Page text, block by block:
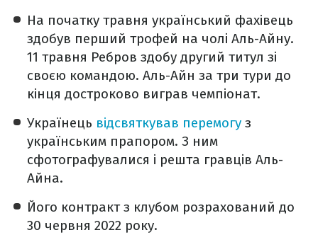
На початку травня український фахівець
здобув перший трофей на чолі Аль-Айну.
11 травня Ребров здобу другий титул зі
своєю командою. Аль-Айн за три тури до
кінця достроково виграв чемпіонат.
Українець відсвяткував перемогу з
українським прапором. З ним
сфотографувалися і решта гравців Аль-
Айна.
Його контракт з клубом розрахований до
30 червня 2022 року.